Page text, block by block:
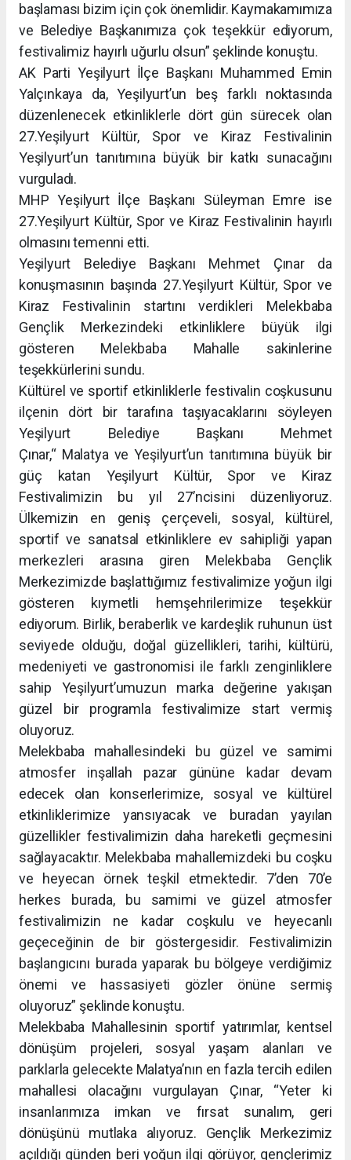
başlaması bizim için çok önemlidir. Kaymakamımıza
ve Belediye Başkanımıza çok teşekkür ediyorum,
festivalimiz hayırlı uğurlu olsun” şeklinde konuştu.
AK Parti Yeşilyurt İlçe Başkanı Muhammed Emin
Yalçınkaya da, Yeşilyurt’un beş farklı noktasında
düzenlenecek etkinliklerle dört gün sürecek olan
27.Yeşilyurt Kültür, Spor ve Kiraz Festivalinin
Yeşilyurt’un tanıtımına büyük bir katkı sunacağını
vurguladı.
MHP Yeşilyurt İlçe Başkanı Süleyman Emre ise
27.Yeşilyurt Kültür, Spor ve Kiraz Festivalinin hayırlı
olmasını temenni etti.
Yeşilyurt Belediye Başkanı Mehmet Çınar da
konuşmasının başında 27.Yeşilyurt Kültür, Spor ve
Kiraz Festivalinin startını verdikleri Melekbaba
Gençlik Merkezindeki etkinliklere büyük ilgi
gösteren Melekbaba Mahalle sakinlerine
teşekkürlerini sundu.
Kültürel ve sportif etkinliklerle festivalin coşkusunu
ilçenin dört bir tarafına taşıyacaklarını söyleyen
Yeşilyurt Belediye Başkanı Mehmet
Çınar,“ Malatya ve Yeşilyurt’un tanıtımına büyük bir
güç katan Yeşilyurt Kültür, Spor ve Kiraz
Festivalimizin bu yıl 27’ncisini düzenliyoruz.
Ülkemizin en geniş çerçeveli, sosyal, kültürel,
sportif ve sanatsal etkinliklere ev sahipliği yapan
merkezleri arasına giren Melekbaba Gençlik
Merkezimizde başlattığımız festivalimize yoğun ilgi
gösteren kıymetli hemşehrilerimize teşekkür
ediyorum. Birlik, beraberlik ve kardeşlik ruhunun üst
seviyede olduğu, doğal güzellikleri, tarihi, kültürü,
medeniyeti ve gastronomisi ile farklı zenginliklere
sahip Yeşilyurt’umuzun marka değerine yakışan
güzel bir programla festivalimize start vermiş
oluyoruz.
Melekbaba mahallesindeki bu güzel ve samimi
atmosfer inşallah pazar gününe kadar devam
edecek olan konserlerimize, sosyal ve kültürel
etkinliklerimize yansıyacak ve buradan yayılan
güzellikler festivalimizin daha hareketli geçmesini
sağlayacaktır. Melekbaba mahallemizdeki bu coşku
ve heyecan örnek teşkil etmektedir. 7’den 70’e
herkes burada, bu samimi ve güzel atmosfer
festivalimizin ne kadar coşkulu ve heyecanlı
geçeceğinin de bir göstergesidir. Festivalimizin
başlangıcını burada yaparak bu bölgeye verdiğimiz
önemi ve hassasiyeti gözler önüne sermiş
oluyoruz” şeklinde konuştu.
Melekbaba Mahallesinin sportif yatırımlar, kentsel
dönüşüm projeleri, sosyal yaşam alanları ve
parklarla gelecekte Malatya’nın en fazla tercih edilen
mahallesi olacağını vurgulayan Çınar, “Yeter ki
insanlarımıza imkan ve fırsat sunalım, geri
dönüşünü mutlaka alıyoruz. Gençlik Merkezimiz
açıldığı günden beri yoğun ilgi görüyor, gençlerimiz